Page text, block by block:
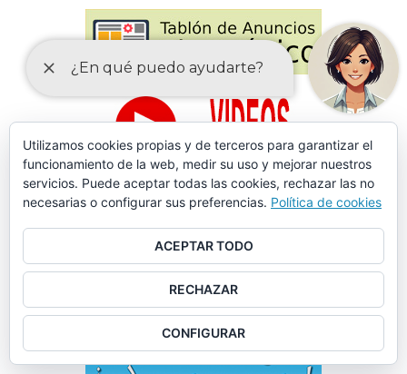
Utilizamos cookies propias y de terceros para garantizar el
funcionamiento de la web, medir su uso y mejorar nuestros
servicios. Puede aceptar todas las cookies, rechazar las no
necesarias o configurar sus preferencias. Política de cookies
ACEPTAR TODO
RECHAZAR
CONFIGURAR